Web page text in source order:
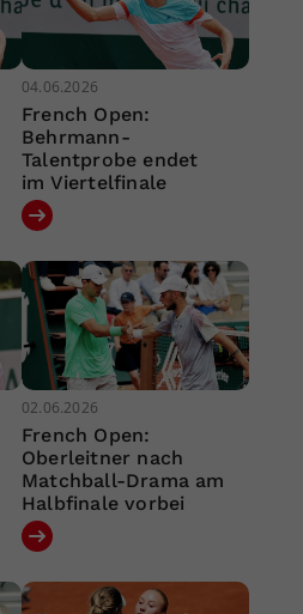
04.06.2026
French Open:
Behrmann-
Talentprobe endet
im Viertelfinale
02.06.2026
French Open:
Oberleitner nach
Matchball-Drama am
Halbfinale vorbei